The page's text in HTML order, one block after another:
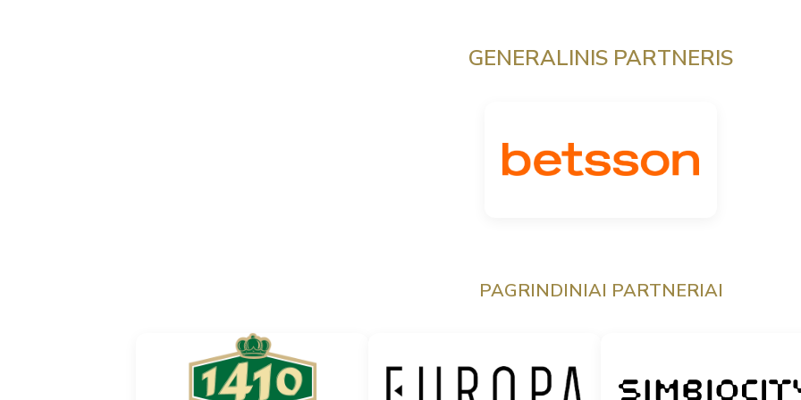
GENERALINIS PARTNERIS
PAGRINDINIAI PARTNERIAI